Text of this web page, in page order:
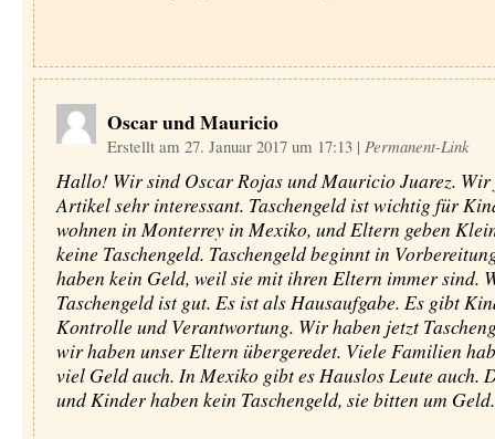
Oscar und Mauricio
Erstellt am 27. Januar 2017 um 17:13 | Permanent-Link
Hallo! Wir sind Oscar Rojas und Mauricio Juarez. Wir
Artikel sehr interessant. Taschengeld ist wichtig für
wohnen in Monterrey in Mexiko, und Eltern geben
keine Taschengeld. Taschengeld beginnt in
haben kein Geld, weil sie mit ihren Eltern immer sind.
Taschengeld ist gut. Es ist als Hausaufgabe. Es gibt
Kontrolle und Verantwortung. Wir haben jetzt
wir haben unser Eltern übergeredet. Viele Familien
viel Geld auch. In Mexiko gibt es Hauslos Leute auch.
und Kinder haben kein Taschengeld, sie bitten um Geld.